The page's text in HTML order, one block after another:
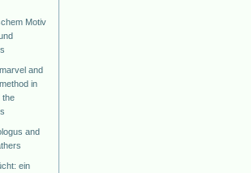
Motiv
and
in
the
and
ein